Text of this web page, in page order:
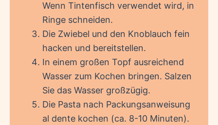
Wenn Tintenfisch verwendet wird, in
Ringe schneiden.
Die Zwiebel und den Knoblauch fein
hacken und bereitstellen.
In einem großen Topf ausreichend
Wasser zum Kochen bringen. Salzen
Sie das Wasser großzügig.
Die Pasta nach Packungsanweisung
al dente kochen (ca. 8-10 Minuten).